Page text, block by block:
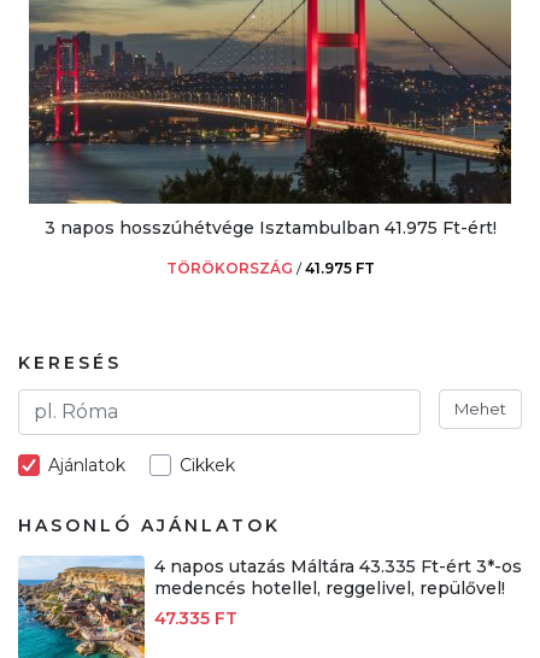
3 napos hosszúhétvége Isztambulban 41.975 Ft-ért!
TÖRÖKORSZÁG /41.975 FT
KERESÉS
Mehet
Ajánlatok Cikkek
HASONLÓ AJÁNLATOK
4 napos utazás Máltára 43.335 Ft-ért 3*-os
medencés hotellel, reggelivel, repülővel!
47.335 FT